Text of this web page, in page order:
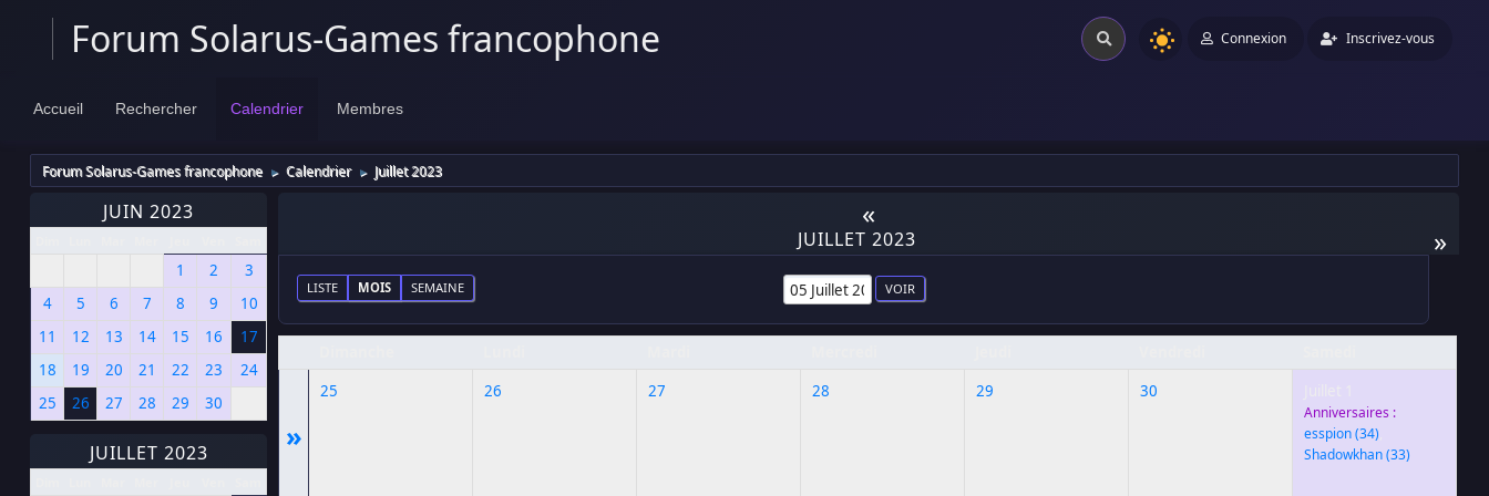
Forum Solarus-Games francophone Connexion Inscrivez-vous
Accueil Rechercher Calendrier Membres
Forum Solarus-Games francophone ► Calendrier ► Juillet 2023
JUIN 2023
1 2
3
4
5 6 7 8 9
10
11
12 13 14 15 16
17
18
19 20 21 22 23
24
25
26 27 28 29 30
JUILLET 2023
«
»
JUILLET 2023
LISTE MOIS SEMAINE
»
25 26 27 28 29 30
Anniversaires :
esspion(34)
Shadowkhan(33)